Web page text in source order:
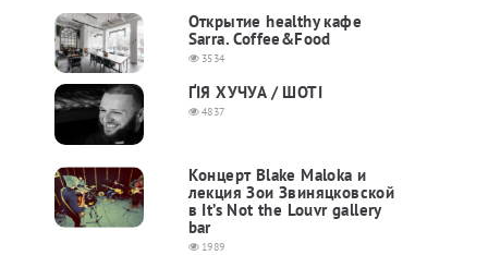
Открытие healthy кафе
Sarra. Coffee&Food
3534
ҐІЯ ХУЧУА / ШОТІ
4837
Концерт Blake Maloka и
лекция Зои Звиняцковской
в It’s Not the Louvr gallery
bar
1989